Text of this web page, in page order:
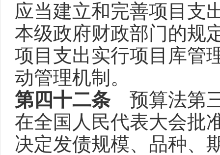
应当建立和完善项目支
本级政府财政部门的规
项目支出实行项目库管
动管理机制。
第四十二条预算法第三
在全国人民代表大会批
决定发债规模、品种、